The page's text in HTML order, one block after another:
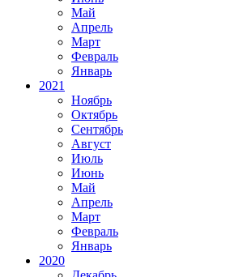
Май
Апрель
Март
Февраль
Январь
2021
Ноябрь
Октябрь
Сентябрь
Август
Июль
Июнь
Май
Апрель
Март
Февраль
Январь
2020